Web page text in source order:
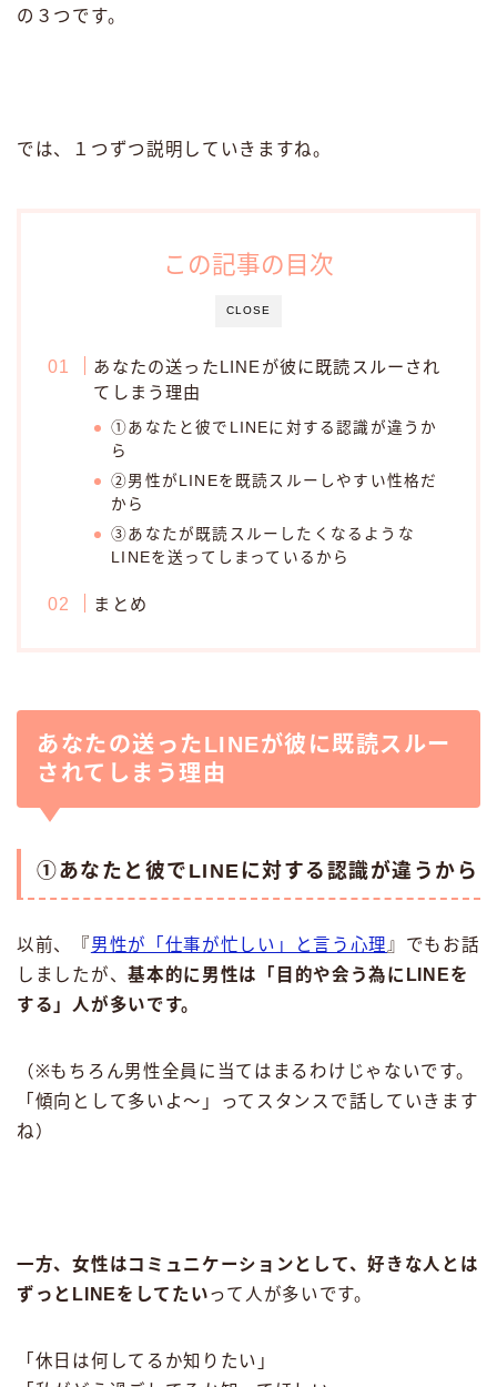
の３つです。
では、１つずつ説明していきますね。
CLOSE
この記事の目次
あなたの送ったLINEが彼に既読スルーされ
てしまう理由
①あなたと彼でLINEに対する認識が違うか
ら
②男性がLINEを既読スルーしやすい性格だ
から
③あなたが既読スルーしたくなるような
LINEを送ってしまっているから
まとめ
あなたの送ったLINEが彼に既読スルー
されてしまう理由
①あなたと彼でLINEに対する認識が違うから
以前、『男性が「仕事が忙しい」と言う心理 』でもお話
しましたが、基本的に男性は「目的や会う為にLINEを
する」人が多いです。
（※もちろん男性全員に当てはまるわけじゃないです。
「傾向として多いよ〜」ってスタンスで話していきます
ね）
一方、女性はコミュニケーションとして、好きな人とは
ずっとLINEをしてたいって人が多いです。
「休日は何してるか知りたい」